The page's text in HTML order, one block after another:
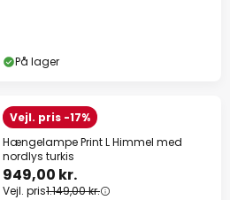
På lager
Vejl. pris -17%
Hængelampe Print L Himmel med
nordlys turkis
949,00 kr.
Vejl. pris1.149,00 kr.